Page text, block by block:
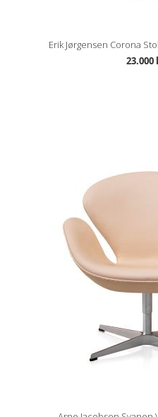
Erik Jørgensen Corona
23.000